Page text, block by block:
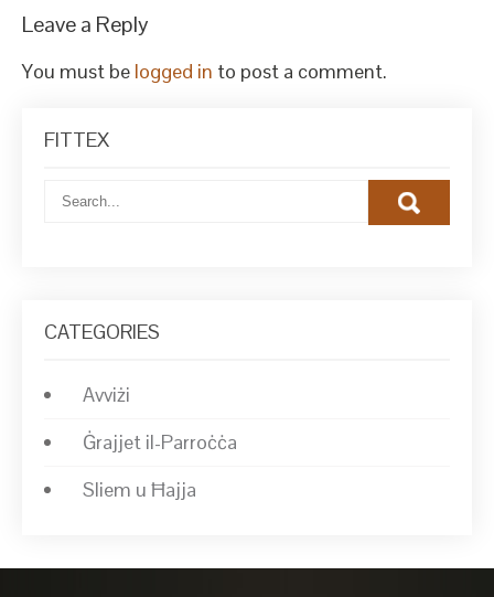
Leave a Reply
You must be logged in to post a comment.
FITTEX
CATEGORIES
Avviżi
Ġrajjet il-Parroċċa
Sliem u Ħajja